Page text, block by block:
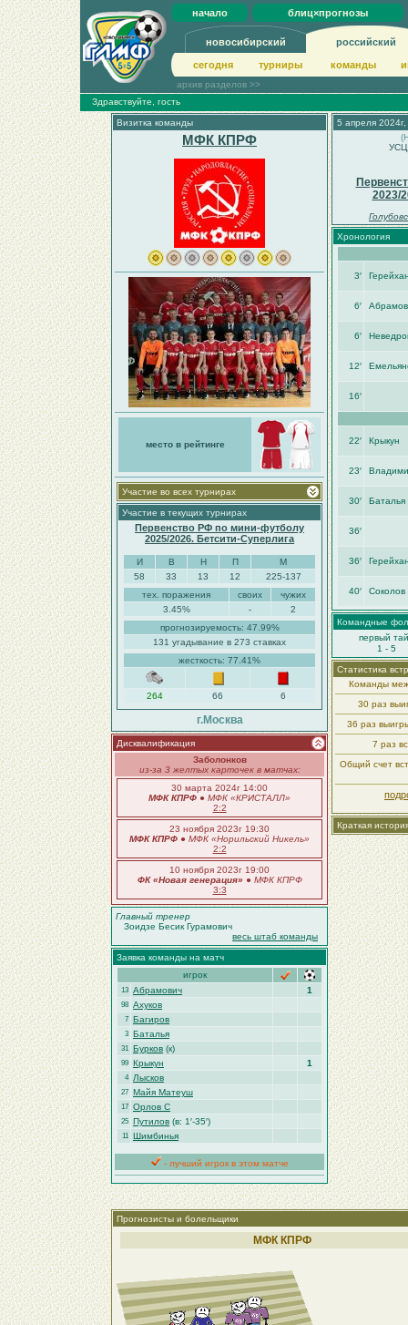
начало блиц×прогнозы
новосибирский российский
сегодня турниры команды
архив разделов >>
Здравствуйте, гость
Визитка команды
МФК КПРФ
место в рейтинге
Участие во всех турнирах
Участие в текущих турнирах
Первенство РФ по мини-футболу
2025/2026. Бетсити-Суперлига
И В Н П
М
58
33 13 12
225-137
тех. поражения
своих
чужих
3.45%
-
2
прогнозируемость: 47.99%
131 угадывание в 273 ставках
жесткость: 77.41%
264 66 6
г.Москва
Дисквалификация
Заболонков
из-за 3 желтых карточек в матчах:
30 марта 2024г 14:00
МФК КПРФ ● МФК «КРИСТАЛЛ»
2:2
23 ноября 2023г 19:30
МФК КПРФ ● МФК «Норильский Никель»
2:2
10 ноября 2023г 19:00
ФК «Новая генерация» ● МФК КПРФ
3:3
Главный тренер
Зоидзе Бесик Гурамович
весь штаб команды
Заявка команды на матч
игрок
13 Абрамович 1
98 Ахуков
7 Багиров
3 Баталья
31 Бурков (к)
99 Крыкун 1
4 Лысков
27 Майя Матеуш
17 Орлов С
25 Путилов (в: 1′-35′)
11 Шимбинья
- лучший игрок в этом матче
5 апреля
УСЦ
2023/
Хронология
3′
6′
6′
12′
16′
22′ Крыкун
23′
30′ Баталья
36′
36′
40′
Командные
первый
1 - 5
Статистика
Команды
30 раз
36 раз
7 раз
Общий счет
Краткая
Прогнозисты и болельщики
МФК КПРФ